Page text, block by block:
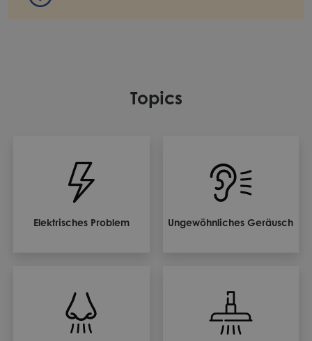
Topics
Elektrisches Problem Ungewöhnliches Geräusch